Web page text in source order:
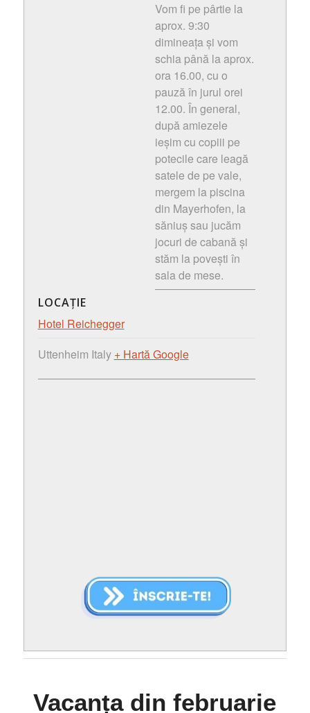
Vom fi pe pârtie la
aprox. 9:30
dimineața și vom
schia până la aprox.
ora 16.00, cu o
pauză în jurul orei
12.00. În general,
după amiezele
ieșim cu copiii pe
potecile care leagă
satele de pe vale,
mergem la piscina
din Mayerhofen, la
săniuș sau jucăm
jocuri de cabană și
stăm la povești în
sala de mese.
LOCAȚIE
Hotel Reichegger
Uttenheim Italy + Hartă Google
Vacanța din februarie